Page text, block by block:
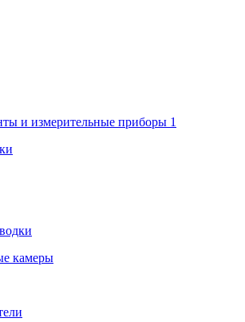
и измерительные приборы 1
камеры